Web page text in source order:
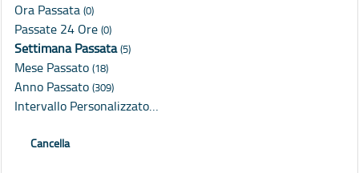
Ora Passata (0)
Passate 24 Ore (0)
Settimana Passata(5)
Mese Passato (18)
Anno Passato (309)
Intervallo Personalizzato…
Cancella